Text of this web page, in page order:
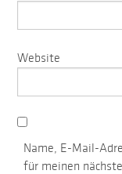
Website
Name, E-Mail-
für meinen